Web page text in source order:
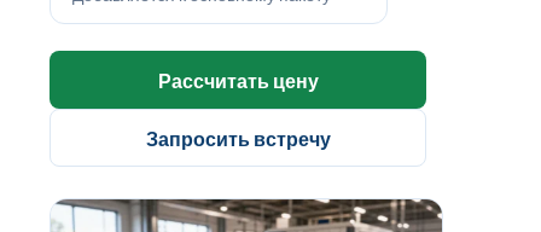
Рассчитать цену
Запросить встречу